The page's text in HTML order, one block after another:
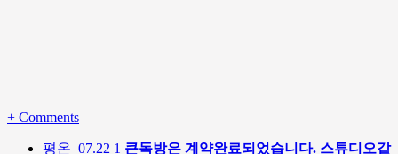
+ Comments
평온 07.22 1 큰독방은 계약완료되었습니다. 스튜디오같